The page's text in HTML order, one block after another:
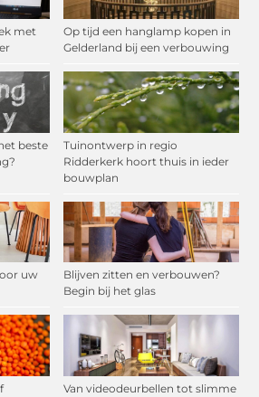
met
Op tijd een hanglamp kopen in
Gelderland bij een verbouwing
beste
Tuinontwerp in regio
Ridderkerk hoort thuis in ieder
bouwplan
uw
Blijven zitten en verbouwen?
Begin bij het glas
Van videodeurbellen tot slimme